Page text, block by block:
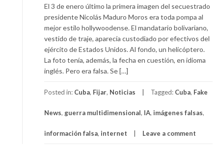
El 3 de enero último la primera imagen del secuestrado
presidente Nicolás Maduro Moros era toda pompa al
mejor estilo hollywoodense. El mandatario bolivariano,
vestido de traje, aparecía custodiado por efectivos del
ejército de Estados Unidos. Al fondo, un helicóptero.
La foto tenía, además, la fecha en cuestión, en idioma
inglés. Pero era falsa. Se […]
Posted in: Cuba, Fijar, Noticias Tagged: Cuba, Fake
News, guerra multidimensional, IA, imágenes falsas,
información falsa, internet Leave a comment